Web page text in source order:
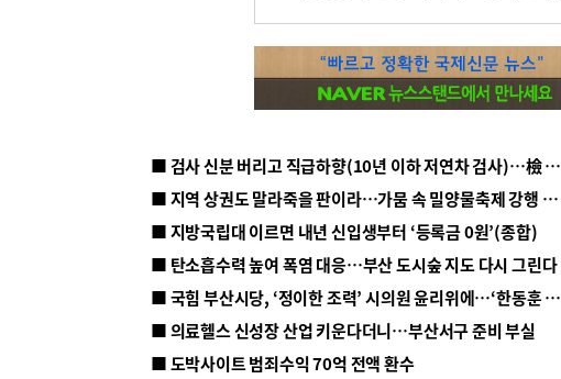
■ 검사 신분 버리고 직급하향(10년 이하 저연차 검사)…檢 중수청행 기피
■ 지역 상권도 말라죽을 판이라…가뭄 속 밀양물축제 강행 논란
■ 지방국립대 이르면 내년 신입생부터 ‘등록금 0원’(종합)
■ 탄소흡수력 높여 폭염 대응…부산 도시숲 지도 다시 그린다
■ 국힘 부산시당, ‘정이한 조력’ 시의원 윤리위에…‘한동훈 지지’도 신고접수
■ 의료헬스 신성장 산업 키운다더니…부산서구 준비 부실
■ 도박사이트 범죄수익 70억 전액 환수